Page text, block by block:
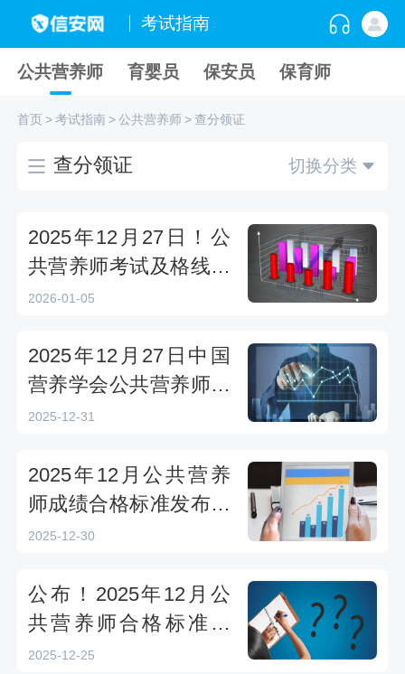
考试指南
公共营养师 育婴员 保安员 保育师
首页>考试指南>公共营养师>查分领证
查分领证 切换分类
2025年12月27日！公
共营养师考试及格线发
布，领证时间别错过
2026-01-05
2025年12月27日中国
营养学会公共营养师成
绩查询时间及合格标准
2025-12-31
2025年12月公共营养
师成绩合格标准发布，
查询入口在这里
2025-12-30
公布！2025年12月公
共营养师合格标准出
炉！评分细则有变动
2025-12-25